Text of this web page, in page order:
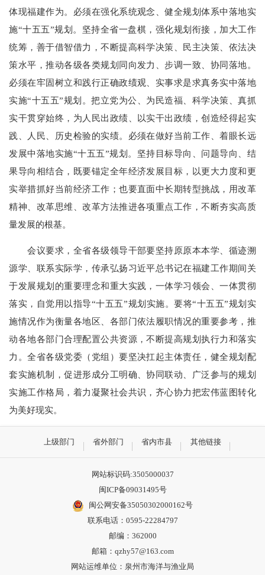
体现福建作为。必须在强化系统观念、健全规划体系中落地实
施“十五五”规划。坚持全省一盘棋，强化规划衔接，加大工作
统筹，善于借智借力，不断提高科学决策、民主决策、依法决
策水平，推动各级各类规划同向发力、步调一致、协同落地。
必须在牢固树立和践行正确政绩观、实事求是求真务实中落地
实施“十五五”规划。把立党为公、为民造福、科学决策、真抓
实干贯穿始终，为人民出政绩、以实干出政绩，创造经得起实
践、人民、历史检验的实绩。必须在做好当前工作、着眼长远
发展中落地实施“十五五”规划。坚持目标导向、问题导向、结
果导向相结合，既要锚定全年经济发展目标，以更大力度和更
实举措抓好当前经济工作；也要直面中长期转型挑战，用改革
精神、改革思维、改革方法推进各项重点工作，不断夯实高质
量发展的根基。
会议要求，全省各级领导干部要坚持原原本本学、循迹溯
源学、联系实际学，传承弘扬习近平总书记在福建工作期间关
于发展规划的重要理念和重大实践，一体学习领会、一体贯彻
落实，自觉用以指导“十五五”规划实施。要将“十五五”规划实
施情况作为衡量各地区、各部门依法履职情况的重要参考，推
动各地各部门合理配置公共资源，不断提高规划执行力和落实
力。全省各级党委（党组）要坚决扛起主体责任，健全规划配
套实施机制，促进形成分工明确、协同联动、广泛参与的规划
实施工作格局，着力凝聚社会共识，齐心协力把宏伟蓝图转化
为美好现实。
上级部门 省外部门 省内市县 其他链接
网站标识码:3505000037
闽ICP备09031495号
闽公网安备35050302000162号
联系电话：0595-22284797
邮编：362000
邮箱：qzhy57@163.com
网站运维单位：泉州市海洋与渔业局